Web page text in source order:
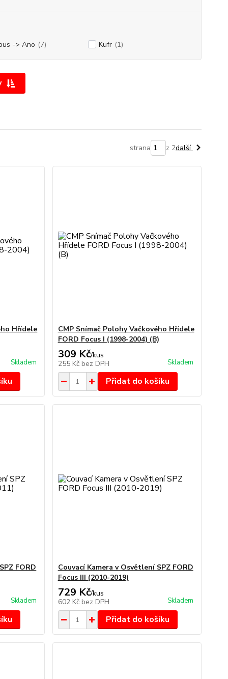
-> Ano (7) Kufr (1)
strana z 2další
Hřídele
Skladem
CMP Snímač Polohy Vačkového Hřídele
FORD Focus I (1998-2004) (B)
309 Kč/kus
255 Kč bez DPH Skladem
Přidat do košíku
FORD
Skladem
Couvací Kamera v Osvětlení SPZ FORD
Focus III (2010-2019)
729 Kč/kus
602 Kč bez DPH Skladem
Přidat do košíku